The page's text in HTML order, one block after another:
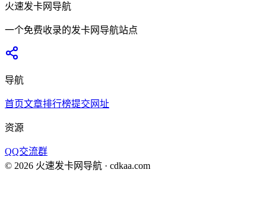
火速发卡网导航
一个免费收录的发卡网导航站点
导航
首页文章排行榜提交网址
资源
QQ交流群
© 2026 火速发卡网导航 · cdkaa.com